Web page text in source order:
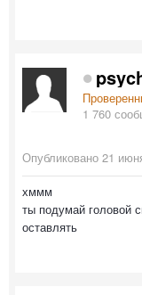
1 760
Опубликовано 21
хммм
ты подумай головой
оставлять